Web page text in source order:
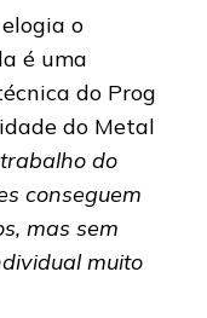
o
é uma
do Prog
do Metal
do
conseguem
mas sem
muito